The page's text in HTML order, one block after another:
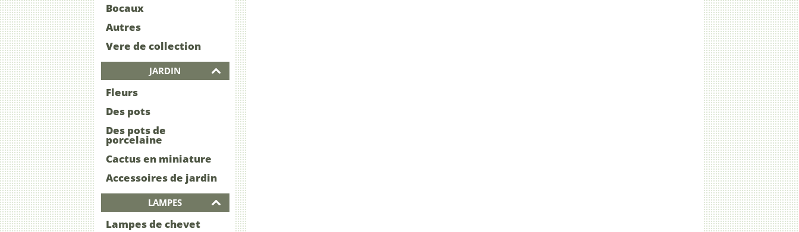
Bocaux
Autres
Vere de collection
JARDIN
Fleurs
Des pots
Des pots de
porcelaine
Cactus en miniature
Accessoires de jardin
LAMPES
Lampes de chevet